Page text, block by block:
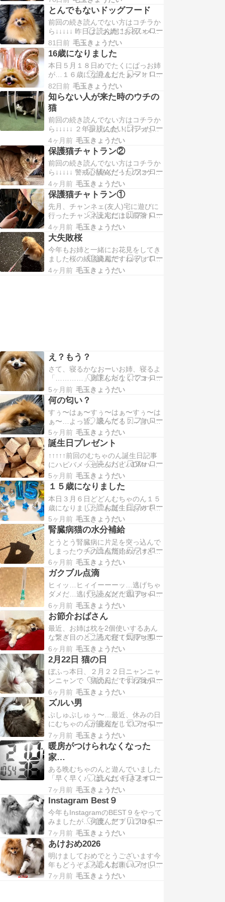
というのも一昨年の…
から水浴びしますかピクッ…
「……………」「……………」「嫌
っ！！絶対に嫌っ！！」モジャモジ
ャお姉をお風呂場に拉致して約２０
分後「やってくれたな人間…」サッ
パリしたねぇ〜「ん？何コレ…」…
とんでもないドッグフード
前回の続き読んでない方はコチラか
ら↓↓↓↓↓ 昨日は、お姉にお祝いメッ
セージ、お祝いイイネお祝いDMど
うもありがとうございました皆にお
祝いしていただき本当に嬉しいです
感謝さて…覚えてらっしゃいます
か？今から３年ほど前お姉の食べム
ラ、食べ渋りが始まったことを…そ
の時はふりかけ掛けた…
81日前 毛玉きょうだい
16歳になりました
本日５月１８日めでたくにぱっお姉
が…１６歳になりましたぁ〜！！お
めでとぉお〜！！ありがとうござい
ますありがとうございますお姉、本
当にありがとう今年もお祝いさせて
くれて本当にありがとうぽぇなんて
可愛いかよなんて童顔かよ１６歳に
は全く見えないよ！！美魔女だよお
姉！！めちゃくちゃ可愛い…
82日前 毛玉きょうだい
知らない人が来た時のウチの
猫
前回の続き読んでない方はコチラか
ら↓↓↓↓↓ ２年振りに会いに行った保
護猫チャトランは人見知りが激しく
なっていたけどこれぞTHE猫って感
じでした慣れればイケる気がするの
でまた会いに行こうと思います♡ち
なみにウチのおニャンコむちゃのん
の場合チャンネェ(友人)が来た時
「誰にぇしゅか……
4ヶ月前 毛玉きょうだい
保護猫チャトラン②
前回の続き読んでない方はコチラか
ら↓↓↓↓↓ 警戒心MAXだったのにケー
ジから出て私の前にある椅子の下に
こっそり移動してたチャトラン(仮
名)その後は何度か近くに行って話し
かけてまた離れてを繰り返してたら
ダダダダダダッ壁と家具の間に隠れ
て出てこなくなった「悪霊退散…」
あぁぁあ…チャ…
4ヶ月前 毛玉きょうだい
保護猫チャトラン①
先月、チャンネェ(友人)宅に遊びに
行ったチャンネェ宅には以前茶トラ
のオジニャン(仮名)がいた↓↓↓２０２
０年に虹の橋を渡り時を経て２０２
３年、オジニャンに似た保護猫チャ
トラン(仮名)を迎えているそのチャ
トランに最初、会いに行った時
「誰…ニャンか？」オドオドしてい
4ヶ月前 毛玉きょうだい
大失敗桜
今年もお姉と一緒にお花見をしてき
ました桜の絨毯綺麗ですねそして満
開の桜ん？満…開…？ん？コレ…桜
ですか？桜…ですね…えぇえ…えぇ
4ヶ月前 毛玉きょうだい
え？もう？
さて、寝るかなおーいお姉、寝るよ
「…………」廊下じゃなくてコッチ
においでぇ〜「…………」お姉さぁ
ーんおぉおーい聞こえてr…「はぁ…
聞こえてるわよ何？」そんな固い所
じゃなくてベッドにおいでよ「無理
無理無理暑くて寝らんない」「はぁ
はぁ…はぁはぁ…」ここ最近…お
姉…暑くて廊下で寝てます…
5ヶ月前 毛玉きょうだい
何の匂い？
すぅ〜はぁ〜すぅ〜はぁ〜すぅ〜は
ぁ〜…よっ皆、吸ってる？←言い方
ワンコの肉球…良い匂いするよね？
ポップコーンみたいなさ一度嗅ぎ始
めたら癖になるから危険だよダメ‼︎
絶対‼︎のヤツだよ←違う、合法私は
手遅れだけど…←ズブズブ「変
態…」お姉が横になってる時を狙っ
て毎晩、ソォ〜ッと嗅ぐの…
5ヶ月前 毛玉きょうだい
誕生日プレゼント
↑↑↑↑↑前回のむちゃのん誕生日記事
にハピバメッセージハピバDMハピ
バイイネどうもありがとうございま
したまた腎臓病に関するアドバイス
も色々、教えていただき本当にあり
がとうございました今年の誕生日プ
レゼントはコチラにしましたwhite
foxさんの北海道産秋鮭フリーズドラ
イですコ…
5ヶ月前 毛玉きょうだい
１５歳になりました
本日３月６日どどんむちゃのん１５
歳になりました♡お誕生日おめでと
う‼︎やはりシニアなのでそれなりに
色々とありますがまだまだ可愛い可
愛いベイビーちゃんです「ハピバに
ぇしゅよ１５ニャンよ」「あたちも
１５の夜だよ」「え？」「盗んだバ
イクで走り出しちゃう？」「ニャ…
ニャンて？」お姉もまだ…
5ヶ月前 毛玉きょうだい
腎臓病猫の水分補給
とうとう腎臓病に片足を突っ込んで
しまったウチのコ点滴始めたけど飲
水量も増やしてもらってなるべく進
行しないようやれることはやってい
こうと思いますむにむにむに…どう
やって水を沢山、飲ませるのか？ネ
ットで見てるとムネ肉の茹で汁とか
ぬるま湯で薄めたウェットフードと
か色々とありましたが我が…
6ヶ月前 毛玉きょうだい
ガクブル点滴
ヒィッ…ヒィイーーーッ…逃げちゃ
ダメだ…逃げちゃダメだ逃げちゃダ
メだ…逃げちゃ…ってエヴァンゲリ
オンのシンジくんになりかけたよな
んとか点滴できたんだけど最初、
30mlこぼしたり入れる量が少し少な
かったり色々とやらかしました…終
始、緊張しながらテンパりながらだ
ったからたった数分のこ…
6ヶ月前 毛玉きょうだい
お節介おばさん
最近、お姉は枕を2個使いするあん
な繋ぎ目のところで寝て気持ち悪く
ないのかな？って思うんだけどぷっ
すぅ〜…とっても気持ち良さそうで
あるふふふ♡また別の日…なっ…な
にこの寝方…ぱちっ「…何？」あ
っ…ゴメンね？なんかさ？手首が
さ？凄いことになってるからさ？そ
れあとでイタタタタ…ってなる…
6ヶ月前 毛玉きょうだい
2月22日 猫の日
ぼふっ本日、２月２２日ニャンニャ
ンニャンで「猫の日」ですね我が家
のおニャンコむちゃのんは、来月で
１５歳になりますむニャむニャ…高
齢猫あるあるの腎臓病も片足突っ込
んでいて来週から自宅で３日か４日
おきに点滴することになりそうです
怖いよ〜…点滴するの怖いよ〜…我
が家はむちゃのんが初めて…
6ヶ月前 毛玉きょうだい
ズルい男
ぷしゅぷしゅぅ〜…最近、休みの日
にむちゃのんが昼寝をしていたらゆ
さゆさゆさ…「起きて…起きてくだ
さぁ〜い」邪魔をするようにしてい
る「むちゃのぉ〜ん起きてくださ
ぁ〜い」「ねぇ〜♡起・き・て♡」
なんで寝てるのに起こすのよ？可哀
想じゃない…って思うよね？私も思
う←は？でも起こさないと……
7ヶ月前 毛玉きょうだい
暖房がつけられなくなった
家…
ある晩むちゃのんと遊んでいました
「早く早く♪」はいはい行きます
よ〜「ににっ…」それそれそれぇ〜
ジィーッ…「とニャッ！！」お股お
っ広げて楽しそうでしょう？だけど
楽しいのは「ニャははは♪」むちゃ
のんだけオラは楽しいとか楽しくな
いとかじゃなくてもう何も感じない
んだ…無なんだ…だって…部…
7ヶ月前 毛玉きょうだい
Instagram Best９
今年もInstagramのBEST９をやって
みましたが…何度、アプリにIDを入
力しても混み合ってるので時間をお
いてから…と出てきて全然、繋がら
ないどうしたもんか…と去年のイン
スタ投稿を数えてみたらまさかの１
９枚１年もあったのに１９枚…あま
りに少ないのでもう自分でイイネ数
7ヶ月前 毛玉きょうだい
あけおめ2026
明けましておめでとうございます今
年もどうぞよろしくお願いいたしま
す今年１発目は和室からお届け可愛
7ヶ月前 毛玉きょうだい